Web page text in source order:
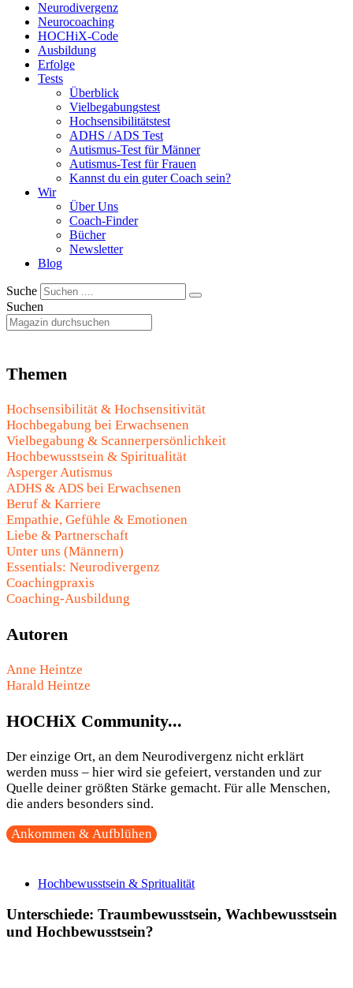
Neurodivergenz
Neurocoaching
HOCHiX-Code
Ausbildung
Erfolge
Tests
Überblick
Vielbegabungstest
Hochsensibilitätstest
ADHS / ADS Test
Autismus-Test für Männer
Autismus-Test für Frauen
Kannst du ein guter Coach sein?
Wir
Über Uns
Coach-Finder
Bücher
Newsletter
Blog
Suche
Suchen
Themen
Hochsensibilität & Hochsensitivität
Hochbegabung bei Erwachsenen
Vielbegabung & Scannerpersönlichkeit
Hochbewusstsein & Spiritualität
Asperger Autismus
ADHS & ADS bei Erwachsenen
Beruf & Karriere
Empathie, Gefühle & Emotionen
Liebe & Partnerschaft
Unter uns (Männern)
Essentials: Neurodivergenz
Coachingpraxis
Coaching-Ausbildung
Autoren
Anne Heintze
Harald Heintze
HOCHiX Community...
Der einzige Ort, an dem Neurodivergenz nicht erklärt
werden muss – hier wird sie gefeiert, verstanden und zur
Quelle deiner größten Stärke gemacht. Für alle Menschen,
die anders besonders sind.
Ankommen & Aufblühen
Hochbewusstsein & Spritualität
Unterschiede: Traumbewusstsein, Wachbewusstsein
und Hochbewusstsein?